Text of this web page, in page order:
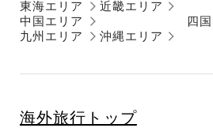
東海エリア
近畿エリア
中国エリア
四
九州エリア
沖縄エリア
海外旅行トップ